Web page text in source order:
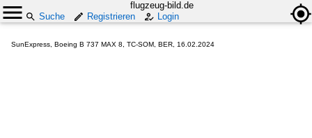
flugzeug-bild.de
Suche
Registrieren Login
SunExpress, Boeing B 737 MAX 8, TC-SOM, BER, 16.02.2024